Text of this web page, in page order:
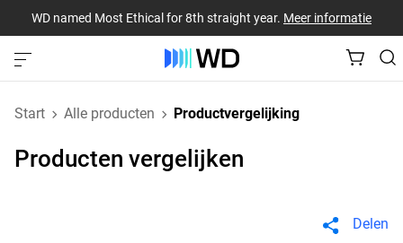
WD named Most Ethical for 8th straight year. Meer informatie
Start Alle producten Productvergelijking
Producten vergelijken
Delen